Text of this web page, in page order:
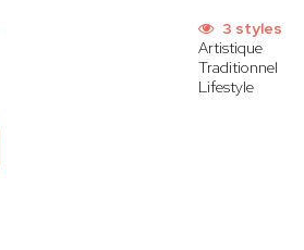
3 styles
Artistique
Traditionnel
Lifestyle